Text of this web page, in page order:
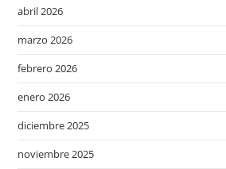
abril 2026
marzo 2026
febrero 2026
enero 2026
diciembre 2025
noviembre 2025